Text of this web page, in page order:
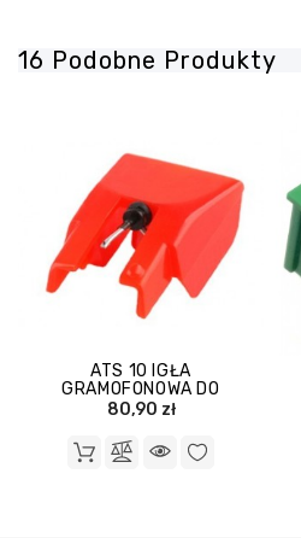
16 Podobne Produkty
ATS 10 IGŁA
GRAMOFONOWA DO
WKŁADKI AUDIOTECHNICA
80,90 zł